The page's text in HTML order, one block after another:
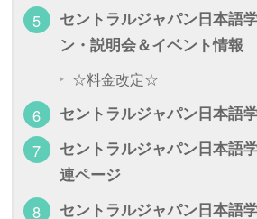
セントラルジャパン日本語
ン・説明会＆イベント情報
☆料金改定☆
セントラルジャパン日本語
セントラルジャパン日本語
連ページ
セントラルジャパン日本語